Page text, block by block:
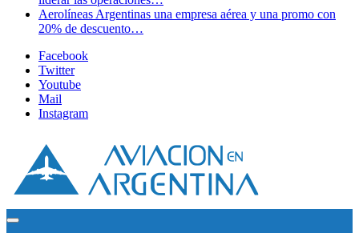
Aerolíneas Argentinas una empresa aérea y una promo con
20% de descuento…
Facebook
Twitter
Youtube
Mail
Instagram